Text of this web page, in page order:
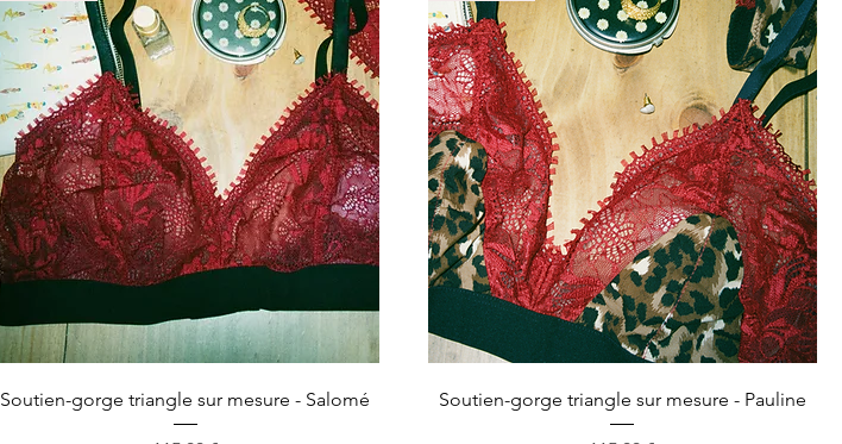
Soutien-gorge triangle sur mesure - Salomé Soutien-gorge triangle sur mesure - Pauline